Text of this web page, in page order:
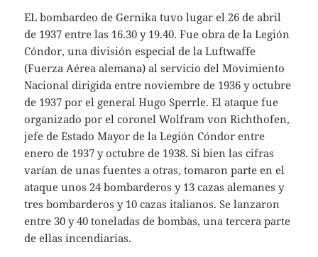
EL bombardeo de Gernika tuvo lugar el 26 de abril
de 1937 entre las 16.30 y 19.40. Fue obra de la Legión
Cóndor, una división especial de la Luftwaffe
(Fuerza Aérea alemana) al servicio del Movimiento
Nacional dirigida entre noviembre de 1936 y octubre
de 1937 por el general Hugo Sperrle. El ataque fue
organizado por el coronel Wolfram von Richthofen,
jefe de Estado Mayor de la Legión Cóndor entre
enero de 1937 y octubre de 1938. Si bien las cifras
varían de unas fuentes a otras, tomaron parte en el
ataque unos 24 bombarderos y 13 cazas alemanes y
tres bombarderos y 10 cazas italianos. Se lanzaron
entre 30 y 40 toneladas de bombas, una tercera parte
de ellas incendiarias.